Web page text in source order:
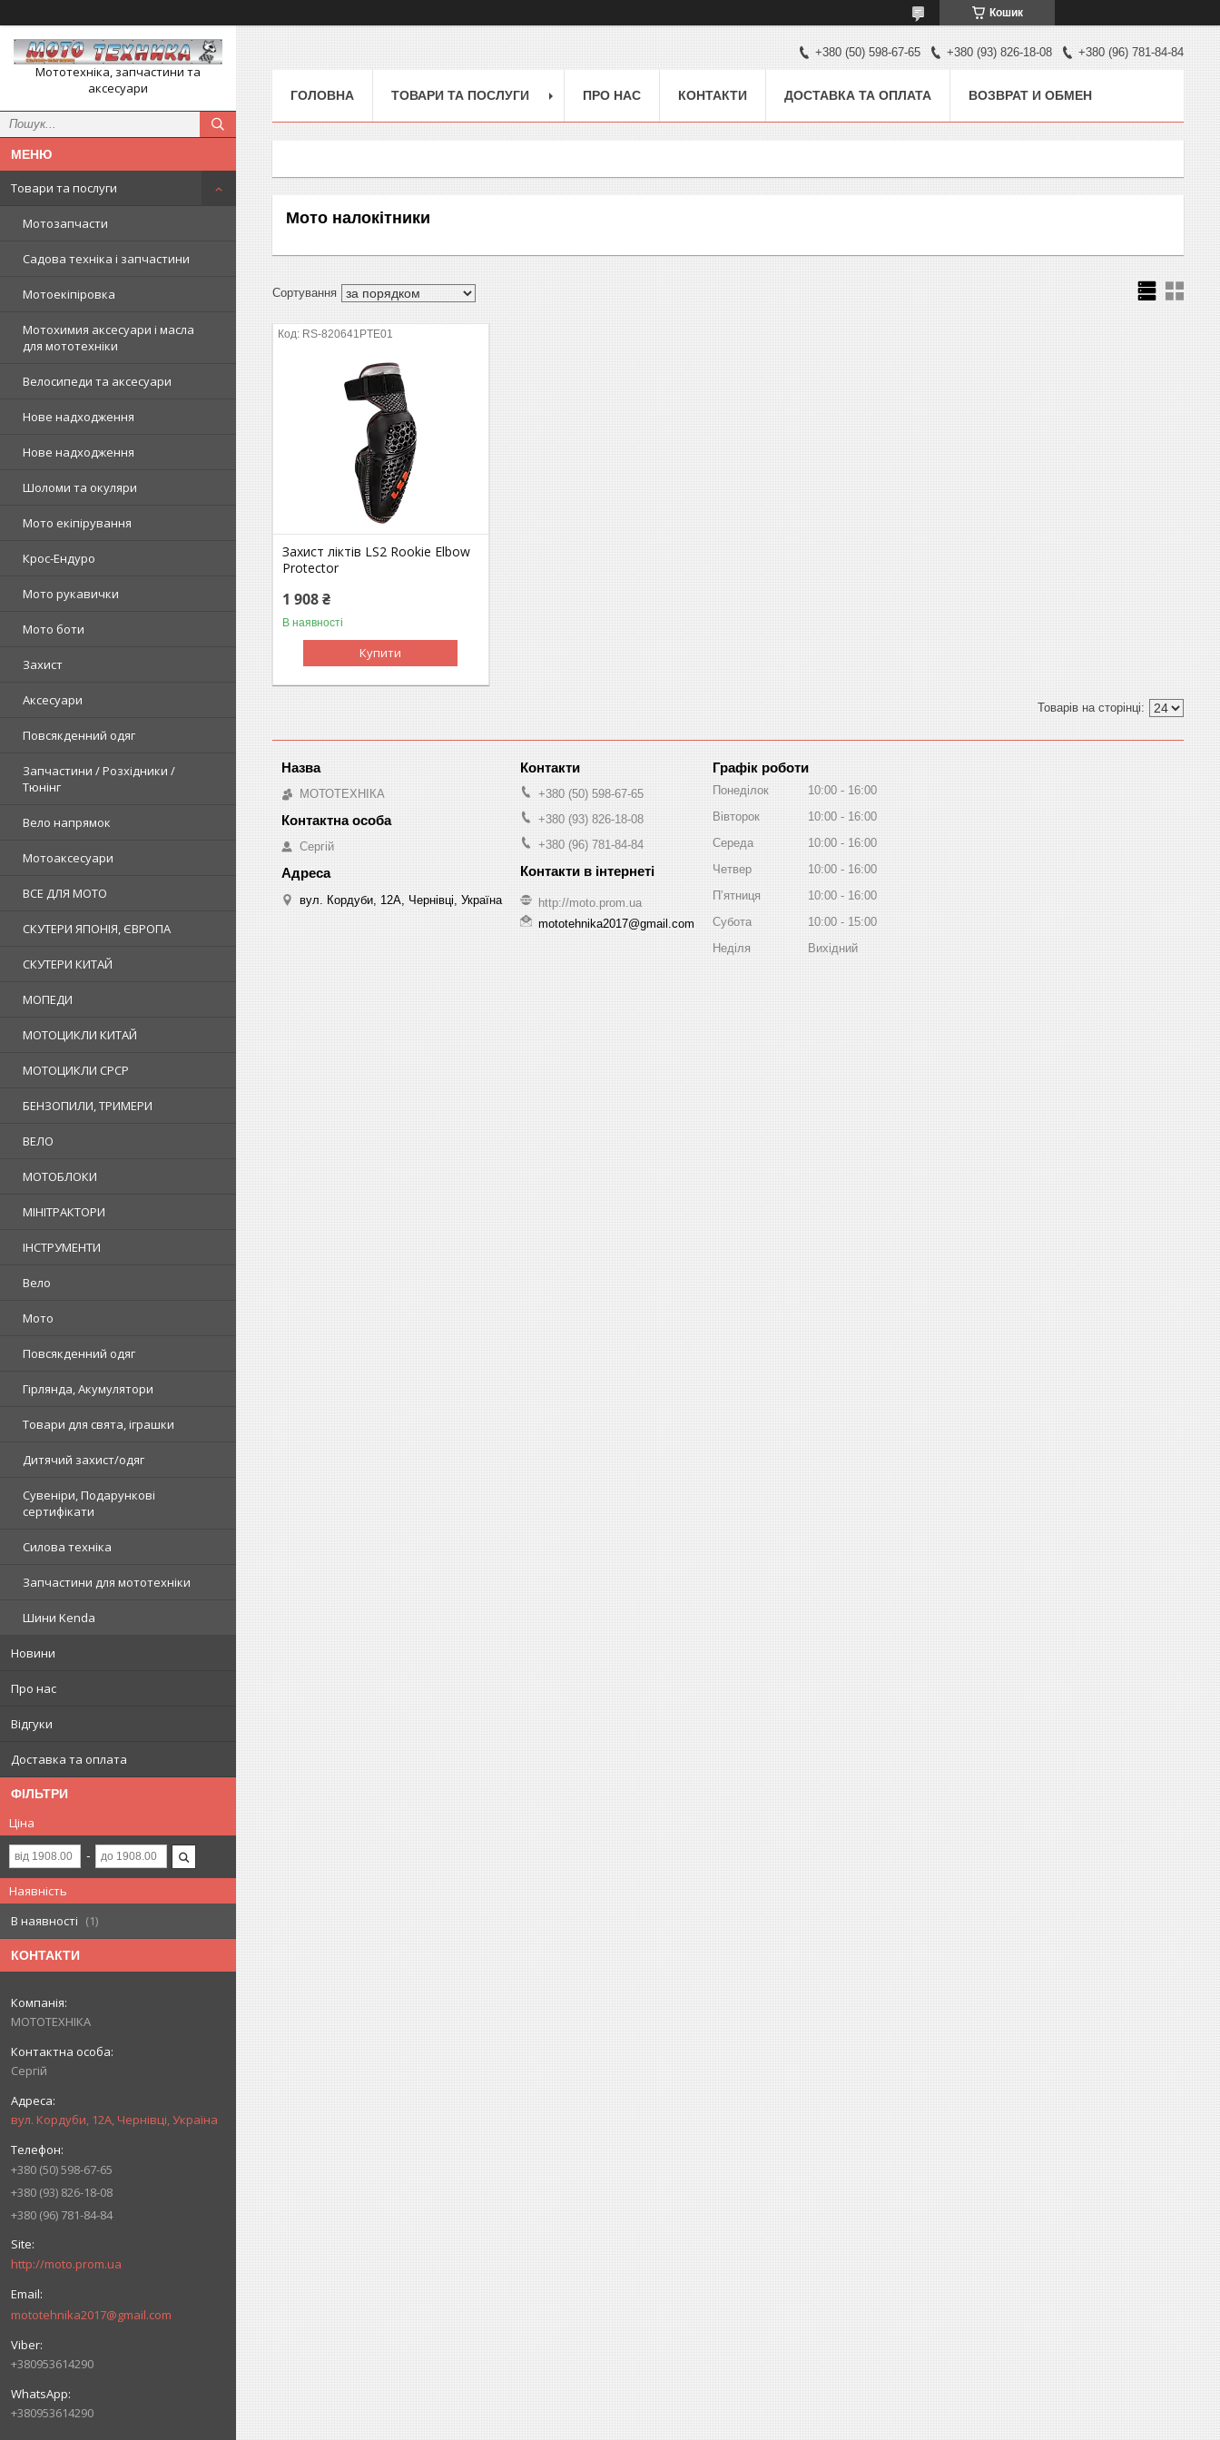
Кошик
Мототехніка, запчастини та
аксесуари
Товари та послуги
Мотозапчасти
Садова техніка і запчастини
Мотоекіпіровка
Мотохимия аксесуари і масла
для мототехніки
Велосипеди та аксесуари
Нове надходження
Нове надходження
Шоломи та окуляри
Мото екіпірування
Крос-Ендуро
Мото рукавички
Мото боти
Захист
Аксесуари
Повсякденний одяг
Запчастини / Розхідники /
Тюнінг
Вело напрямок
Мотоаксесуари
ВСЕ ДЛЯ МОТО
СКУТЕРИ ЯПОНІЯ, ЄВРОПА
СКУТЕРИ КИТАЙ
МОПЕДИ
МОТОЦИКЛИ КИТАЙ
МОТОЦИКЛИ СРСР
БЕНЗОПИЛИ, ТРИМЕРИ
ВЕЛО
МОТОБЛОКИ
МІНІТРАКТОРИ
ІНСТРУМЕНТИ
Вело
Мото
Повсякденний одяг
Гірлянда, Акумулятори
Товари для свята, іграшки
Дитячий захист/одяг
Сувеніри, Подарункові
сертифікати
Силова техніка
Запчастини для мототехніки
Шини Kenda
Новини
Про нас
Відгуки
Доставка та оплата
ФІЛЬТРИ
Ціна
Наявність
В наявності
1
КОНТАКТИ
МОТОТЕХНІКА
Сергій
вул. Кордуби, 12А, Чернівці, Україна
+380 (50) 598-67-65
+380 (93) 826-18-08
+380 (96) 781-84-84
http://moto.prom.ua
mototehnika2017@gmail.com
+380953614290
+380953614290
+380 (50) 598-67-65 +380 (93) 826-18-08 +380 (96) 781-84-84
ГОЛОВНА ТОВАРИ ТА ПОСЛУГИ ПРО НАС КОНТАКТИ ДОСТАВКА ТА ОПЛАТА ВОЗВРАТ И ОБМЕН
Мото налокітники
RS-820641PTE01
Захист ліктів LS2 Rookie Elbow
Protector
1 908 ₴
В наявності
Купити
МОТОТЕХНІКА
Сергій
вул. Кордуби, 12А, Чернівці, Україна
+380 (50) 598-67-65
+380 (93) 826-18-08
+380 (96) 781-84-84
http://moto.prom.ua
mototehnika2017@gmail.com
Графік роботи
Понеділок 10:00
16:00
Вівторок
10:00
16:00
Середа
10:00
16:00
Четвер
10:00
16:00
Пʼятниця
10:00
16:00
Субота
10:00
15:00
Неділя
Вихідний